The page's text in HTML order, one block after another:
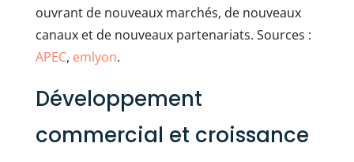
ouvrant de nouveaux marchés, de nouveaux
canaux et de nouveaux partenariats. Sources :
APEC, emlyon.
Développement
commercial et croissance